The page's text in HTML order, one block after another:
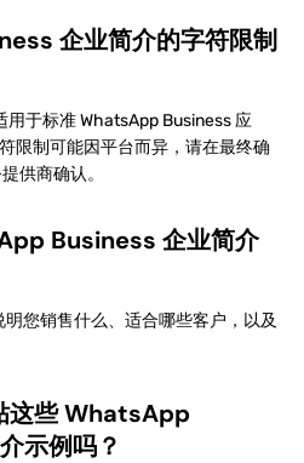
企业简介的字符限制
用于标准 WhatsApp Business 应
限制可能因平台而异，请在最终确
供商确认。
Business 企业简介
您销售什么、适合哪些客户，以及
这些 WhatsApp
示例吗？